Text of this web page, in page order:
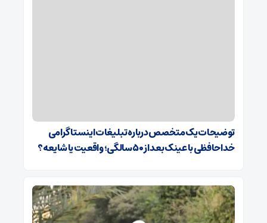
توضیحات یک متخصص درباره تبلیغات اینستاگرامی
خداحافظی با عینک بعد از ۵۰ سالگی؛ واقعیت یا شایعه؟